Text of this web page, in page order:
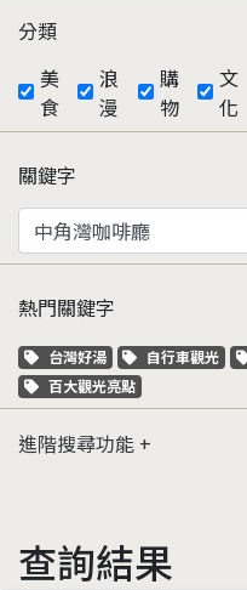
分類
美
食
浪
漫
購
物
文
化
關鍵字
熱門關鍵字
關鍵字標籤
台灣好湯 關鍵字標籤
自行車觀光
關鍵字標籤
百大觀光亮點
進階搜尋功能
查詢結果